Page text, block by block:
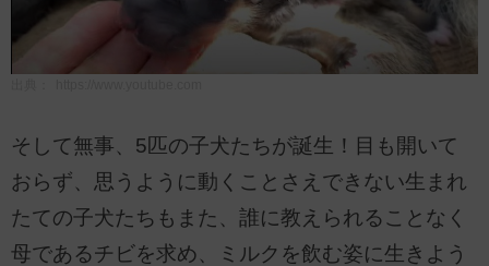
そして無事、5匹の子犬たちが誕生！目も開いて
おらず、思うように動くことさえできない生まれ
たての子犬たちもまた、誰に教えられることなく
母であるチビを求め、ミルクを飲む姿に生きよう